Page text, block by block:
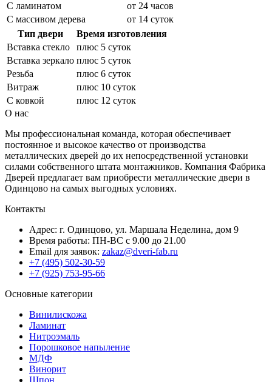
С ламинатом
от 24 часов
С массивом дерева
от 14 суток
Тип двери
Время изготовления
Вставка стекло
плюс 5 суток
Вставка зеркало плюс 5 суток
Резьба
плюс 6 суток
Витраж
плюс 10 суток
С ковкой
плюс 12 суток
О нас
Мы профессиональная команда, которая обеспечивает
постоянное и высокое качество от производства
металлических дверей до их непосредственной установки
силами собственного штата монтажников. Компания Фабрика
Дверей предлагает вам приобрести металлические двери в
Одинцово на самых выгодных условиях.
Контакты
Адрес: г. Одинцово, ул. Маршала Неделина, дом 9
Время работы: ПН-ВС с 9.00 до 21.00
Email для заявок: zakaz@dveri-fab.ru
+7 (495) 502-30-59
+7 (925) 753-95-66
Основные категории
Винилискожа
Ламинат
Нитроэмаль
Порошковое напыление
МДФ
Винорит